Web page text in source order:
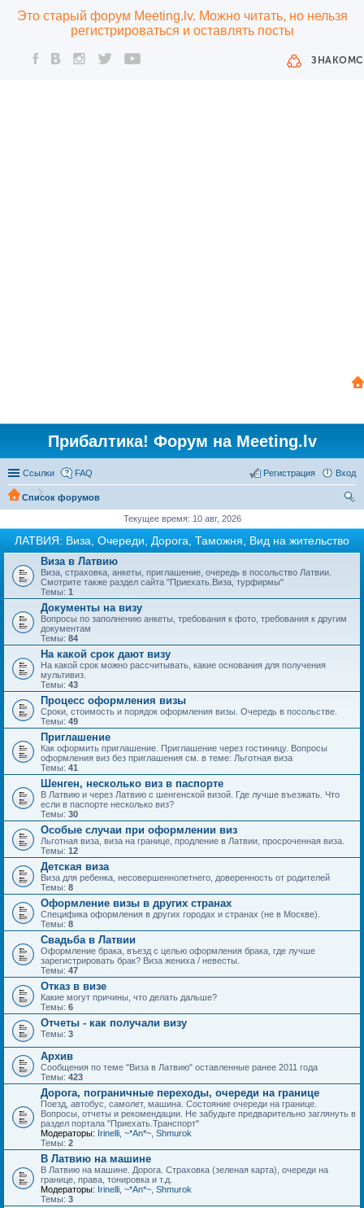
Это старый форум Meeting.lv. Можно читать, но нельзя
регистрироваться и оставлять посты
Прибалтика! Форум на Meeting.lv
Ссылки FAQ Вход
Регистрация
Список форумов
Текущее время: 10 авг, 2026
ЛАТВИЯ: Виза, Очереди, Дорога, Таможня, Вид на жительство
Виза в Латвию
Виза, страховка, анкеты, приглашение, очередь в посольство Латвии.
Смотрите также раздел сайта "Приехать.Виза, турфирмы"
Темы: 1
Документы на визу
Вопросы по заполнению анкеты, требования к фото, требования к другим
документам
Темы: 84
На какой срок дают визу
На какой срок можно рассчитывать, какие основания для получения
мультивиз.
Темы: 43
Процесс оформления визы
Сроки, стоимость и порядок оформления визы. Очередь в посольстве.
Темы: 49
Приглашение
Как оформить приглашение. Приглашение через гостиницу. Вопросы
оформления виз без приглашения см. в теме: Льготная виза
Темы: 41
Шенген, несколько виз в паспорте
В Латвию и через Латвию с шенгенской визой. Где лучше въезжать. Что
если в паспорте несколько виз?
Темы: 30
Особые случаи при оформлении виз
Льготная виза, виза на границе, продление в Латвии, просроченная виза.
Темы: 12
Детская виза
Виза для ребенка, несовершеннолетнего, доверенность от родителей
Темы: 8
Оформление визы в других странах
Специфика оформления в других городах и странах (не в Москве).
Темы: 8
Свадьба в Латвии
Оформление брака, въезд с целью оформления брака, где лучше
зарегистрировать брак? Виза жениха / невесты.
Темы: 47
Отказ в визе
Какие могут причины, что делать дальше?
Темы: 6
Отчеты - как получали визу
Темы: 3
Архив
Сообщения по теме "Виза в Латвию" оставленные ранее 2011 года
Темы: 423
Дорога, пограничные переходы, очереди на границе
Поезд, автобус, самолет, машина. Состояние очереди на границе.
Вопросы, отчеты и рекомендации. Не забудьте предварительно заглянуть в
раздел портала "Приехать.Транспорт"
Модераторы: Irinelli ~*An*~ Shmurok
Темы: 2
В Латвию на машине
В Латвию на машине. Дорога. Страховка (зеленая карта), очереди на
границе, права, тонировка и т.д.
Модераторы: Irinelli ~*An*~ Shmurok
Темы: 3